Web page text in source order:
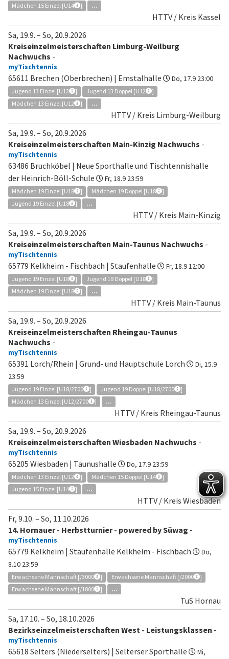
Mädchen 15 Einzel [U14
] ...
HTTV / Kreis Kassel
Sa, 19.9. – So, 20.9.2026
Kreiseinzelmeisterschaften Limburg-Weilburg
Nachwuchs -
myTischtennis
65611 Brechen (Oberbrechen) | Emstalhalle Do, 17.9 23:00
Jugend 13 Einzel [U12 ] Jugend 13 Doppel [U12
]
Mädchen 13 Einzel [U12
] ...
HTTV / Kreis Limburg-Weilburg
Sa, 19.9. – So, 20.9.2026
Kreiseinzelmeisterschaften Main-Kinzig Nachwuchs -
myTischtennis
63486 Bruchköbel | Neue Sporthalle und Tischtennishalle
der Heinrich-Böll-Schule
Fr, 18.9 23:59
Mädchen 19 Einzel [U18 ] Mädchen 19 Doppel [U18
]
Jugend 19 Einzel [U18
] ...
HTTV / Kreis Main-Kinzig
Sa, 19.9. – So, 20.9.2026
Kreiseinzelmeisterschaften Main-Taunus Nachwuchs -
myTischtennis
65779 Kelkheim - Fischbach | Staufenhalle Fr, 18.9 12:00
Jugend 19 Einzel [U18 ] Jugend 19 Doppel [U18
]
Mädchen 19 Einzel [U18
] ...
HTTV / Kreis Main-Taunus
Sa, 19.9. – So, 20.9.2026
Kreiseinzelmeisterschaften Rheingau-Taunus
Nachwuchs -
myTischtennis
65391 Lorch/Rhein | Grund- und Hauptschule Lorch
Di, 15.9
23:59
Jugend 19 Einzel [U18/2700 ] Jugend 19 Doppel [U18/2700
]
Mädchen 13 Einzel [U12/2700
] ...
HTTV / Kreis Rheingau-Taunus
Sa, 19.9. – So, 20.9.2026
Kreiseinzelmeisterschaften Wiesbaden Nachwuchs -
myTischtennis
65205 Wiesbaden | Taunushalle Do, 17.9 23:59
Mädchen 13 Einzel [U12 ] Mädchen 15 Doppel [U14
]
Jugend 15 Einzel [U14
] ...
HTTV / Kreis Wiesbaden
Fr, 9.10. – So, 11.10.2026
14. Hornauer - Herbstturnier - powered by Süwag -
myTischtennis
65779 Kelkheim | Staufenhalle Kelkheim - Fischbach
Do,
8.10 23:59
Erwachsene Mannschaft [/3000 ] Erwachsene Mannschaft [/2000
]
Erwachsene Mannschaft [/1800
] ...
TuS Hornau
Sa, 17.10. – So, 18.10.2026
Bezirkseinzelmeisterschaften West - Leistungsklassen -
myTischtennis
65618 Selters (Niederselters) | Selterser Sporthalle
Mi,